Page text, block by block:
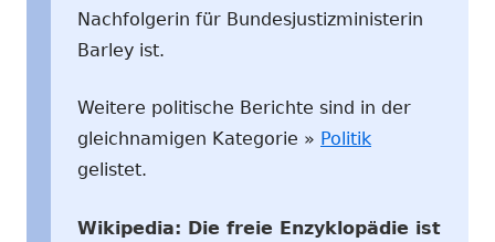
Nachfolgerin für Bundesjustizministerin
Barley ist.
Weitere politische Berichte sind in der
gleichnamigen Kategorie » Politik
gelistet.
Wikipedia: Die freie Enzyklopädie ist